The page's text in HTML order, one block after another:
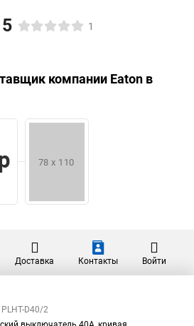
5 1
компании Eaton в
Доставка Контакты Войти
D40/2